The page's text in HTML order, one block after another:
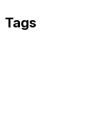
Tags